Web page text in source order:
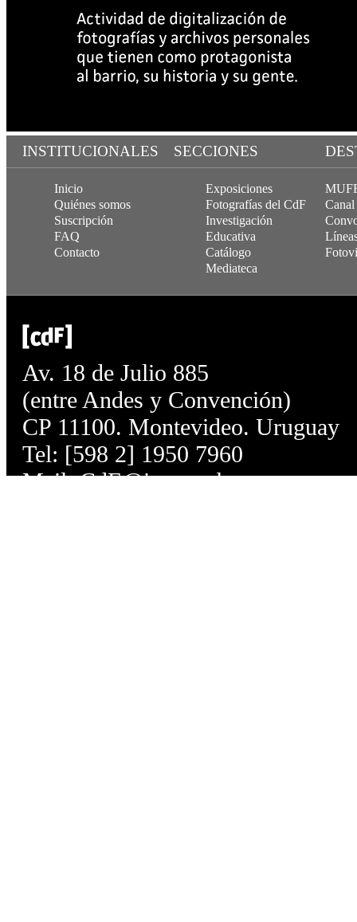
INSTITUCIONALES SECCIONES
Inicio
Quiénes somos
Suscripción
FAQ
Contacto
Exposiciones
Fotografías del CdF
Investigación
Educativa
Catálogo
Mediateca
Canal
Av. 18 de Julio 885
(entre Andes y Convención)
CP 11100. Montevideo. Uruguay
Tel: [598 2] 1950 7960
Mail:CdF@imm.gub.uy